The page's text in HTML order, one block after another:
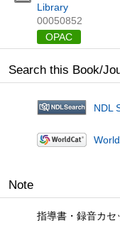
Library
00050852
OPAC
Search this Book/
NDL
Note
指導書・録音カセ